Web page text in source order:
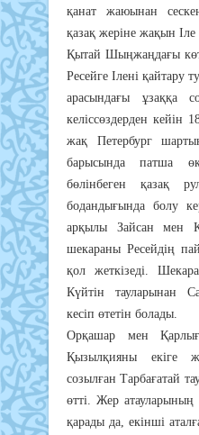
қанат жаюынан
қазақ жеріне жақын
Қытай Шыңжаңдағы
Ресейге Ілені қайтару
арасындағы ұзаққа
келіссөздерден кейін
жақ Петербург
барысында патша
бөлінбеген қазақ
бодандығында болу
арқылы Зайсан мен
шекараны Ресейдің
қол жеткізеді.
Күйтін тауларынан
кесіп өтетін болады.
Орқашар мен
Қызылқияны екіге
созылған Тарбағатай
өтті. Жер
қарады да, екінші